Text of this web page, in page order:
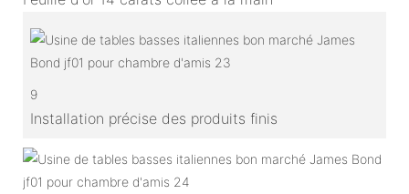
9
Installation précise des produits finis